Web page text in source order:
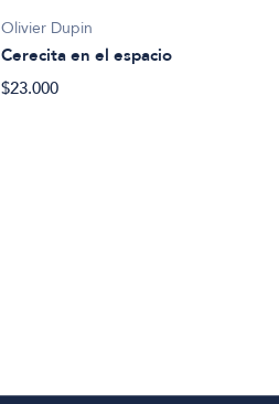
Olivier Dupin
Cerecita en el espacio
$23.000